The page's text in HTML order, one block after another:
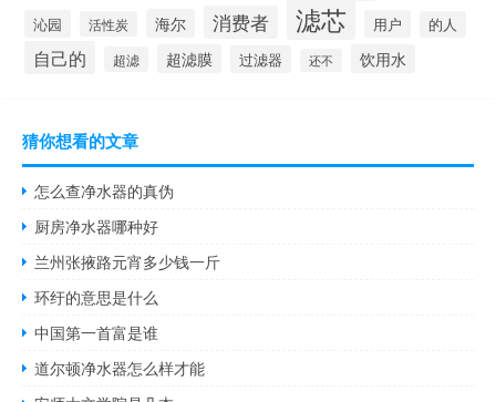
沁园 活性炭 海尔 消费者 滤芯 用户 的人
自己的 超滤 超滤膜 过滤器 还不 饮用水
猜你想看的文章
怎么查净水器的真伪
厨房净水器哪种好
兰州张掖路元宵多少钱一斤
环纡的意思是什么
中国第一首富是谁
道尔顿净水器怎么样才能